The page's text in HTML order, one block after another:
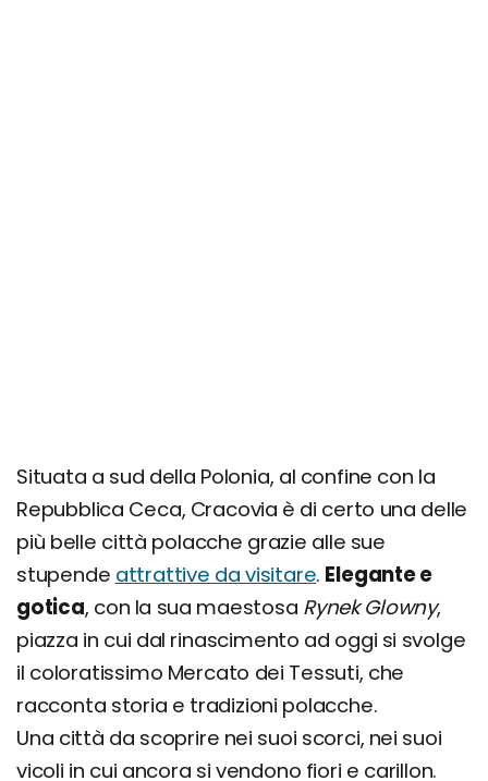
Situata a sud della Polonia, al confine con la
Repubblica Ceca, Cracovia è di certo una delle
più belle città polacche grazie alle sue
stupende attrattive da visitare. Elegante e
gotica, con la sua maestosa Rynek Glowny,
piazza in cui dal rinascimento ad oggi si svolge
il coloratissimo Mercato dei Tessuti, che
racconta storia e tradizioni polacche.
Una città da scoprire nei suoi scorci, nei suoi
vicoli in cui ancora si vendono fiori e carillon.